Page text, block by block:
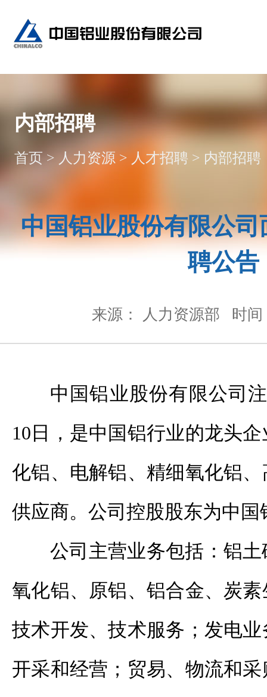
内部招聘
首页 > 人力资源 > 人才招聘 > 内部招聘
中国铝业股份有限公
聘公告
来源： 人力资源部 时间
中国铝业股份有限公司
10日，是中国铝行业的龙头
化铝、电解铝、精细氧化铝
供应商。公司控股股东为中
公司主营业务包括：铝
氧化铝、原铝、铝合金、炭
技术开发、技术服务；发电
开采和经营；贸易、物流和